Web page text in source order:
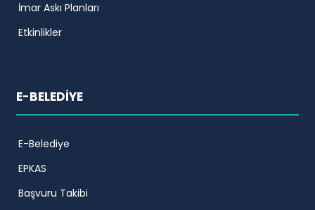
İmar Askı Planları
Etkinlikler
E-BELEDİYE
E-Belediye
EPKAS
Başvuru Takibi